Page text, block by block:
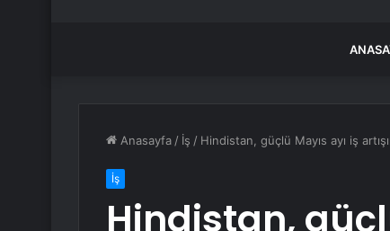
Anasayfa / İş / Hindistan, güçlü Mayıs ayı iş
İş
Hindistan,